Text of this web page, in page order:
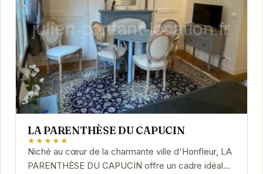
LA PARENTHÈSE DU CAPUCIN
★★★★★
Niché au cœur de la charmante ville d'Honfleur, LA
PARENTHÈSE DU CAPUCIN offre un cadre idéal